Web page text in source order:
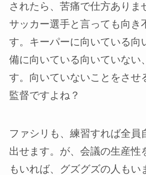
されたら、苦痛で仕方ありま
サッカー選手と言っても向き
す。キーパーに向いている向
備に向いている向いていない
す。向いていないことをさせ
監督ですよね？
ファシリも、練習すれば全員
出せます。が、会議の生産性
もいれば、グズグズの人もい